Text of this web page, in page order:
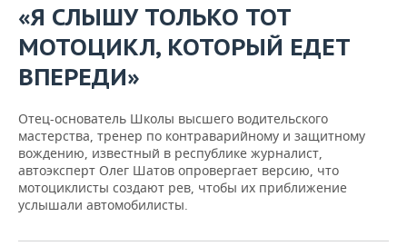
«Я СЛЫШУ ТОЛЬКО ТОТ
МОТОЦИКЛ, КОТОРЫЙ ЕДЕТ
ВПЕРЕДИ»
Отец-основатель Школы высшего водительского
мастерства, тренер по контраварийному и защитному
вождению, известный в республике журналист,
автоэксперт Олег Шатов опровергает версию, что
мотоциклисты создают рев, чтобы их приближение
услышали автомобилисты.